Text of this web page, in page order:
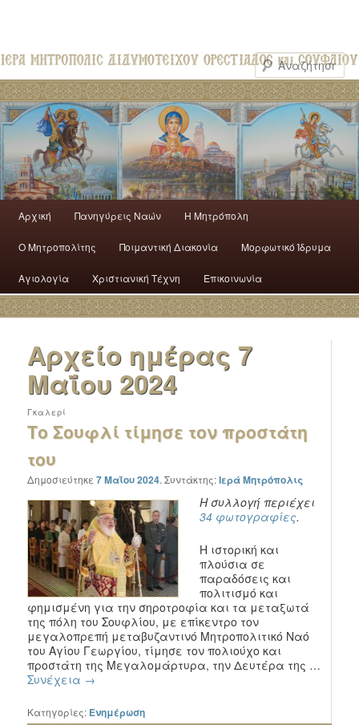
Αρχική Πανηγύρεις Ναών H Mητρόπολη
Ο Mητροπολίτης Ποιμαντική Διακονία Μορφωτικό Ίδρυμα
Αγιολογία Χριστιανική Τέχνη Επικοινωνία
Αρχείο ημέρας 7
Μαΐου 2024
Το Σουφλί τίμησε τον προστάτη
του
Γκαλερί
Δημοσιεύτηκε7 Μαΐου 2024.Συντάκτης:Ιερά Μητρόπολις
Η συλλογή περιέχει
34 φωτογραφίες.
Η ιστορική και
πλούσια σε
παραδόσεις και
πολιτισμό και
φημισμένη για την σηροτροφία και τα μεταξωτά
της πόλη του Σουφλίου, με επίκεντρο τον
μεγαλοπρεπή μεταβυζαντινό Μητροπολιτικό Ναό
του Αγίου Γεωργίου, τίμησε τον πολιούχο και
προστάτη της Μεγαλομάρτυρα, την Δευτέρα της …
Συνέχεια →
Κατηγορίες: Ενημέρωση